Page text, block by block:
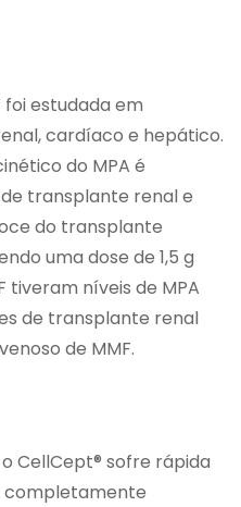
estudada em
cardíaco e hepático.
do MPA é
transplante renal e
do transplante
uma dose de 1,5 g
tiveram níveis de MPA
de transplante renal
de MMF.
CellCept® sofre rápida
completamente